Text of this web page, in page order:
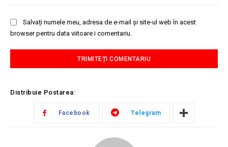
Salvați numele meu, adresa de e-mail și site-ul web în acest
browser pentru data viitoare i comentariu.
Distribuie Postarea:
Facebook Telegram